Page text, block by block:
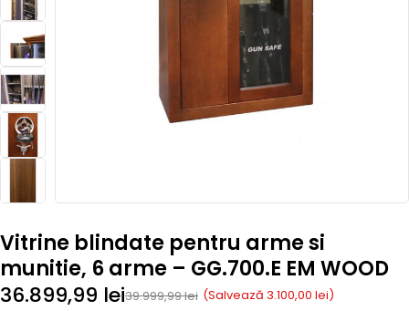
Vitrine blindate pentru arme si
munitie, 6 arme – GG.700.E EM WOOD
39.999,99lei
36.899,99 lei (Salvează 3.100,00 lei)